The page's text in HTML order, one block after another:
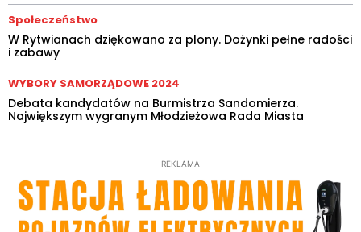
Społeczeństwo
W Rytwianach dziękowano za plony. Dożynki pełne radości
i zabawy
WYBORY SAMORZĄDOWE 2024
Debata kandydatów na Burmistrza Sandomierza.
Największym wygranym Młodzieżowa Rada Miasta
REKLAMA